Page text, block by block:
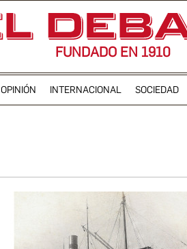
FUNDADO EN 1910
OPINIÓN INTERNACIONAL SOCIEDAD